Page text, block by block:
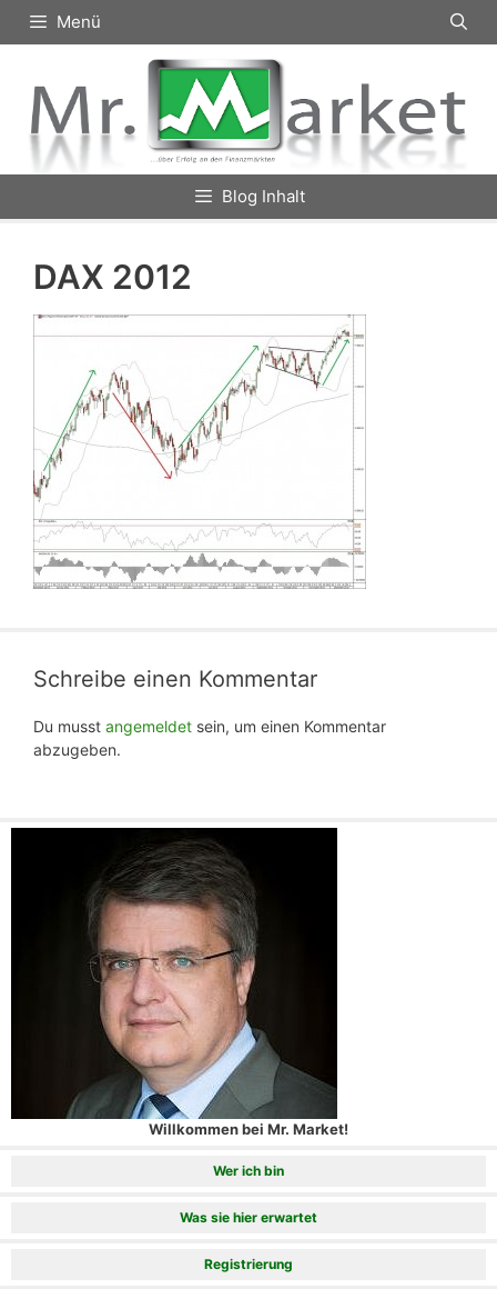
Inhalt
Menü
Blog Inhalt
DAX 2012
Schreibe einen Kommentar
Du musst angemeldet sein, um einen Kommentar
abzugeben.
Willkommen bei Mr. Market!
Wer ich bin
Was sie hier erwartet
Registrierung